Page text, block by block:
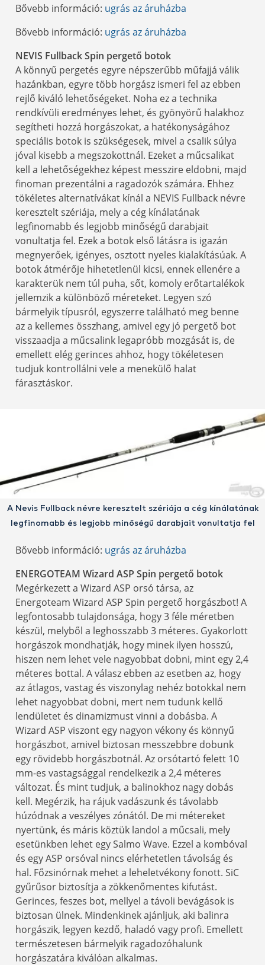
Bővebb információ: ugrás az áruházba
Bővebb információ: ugrás az áruházba
NEVIS Fullback Spin pergető botok
A könnyű pergetés egyre népszerűbb műfajjá válik
hazánkban, egyre több horgász ismeri fel az ebben
rejlő kiváló lehetőségeket. Noha ez a technika
rendkívüli eredményes lehet, és gyönyörű halakhoz
segítheti hozzá horgászokat, a hatékonyságához
speciális botok is szükségesek, mivel a csalik súlya
jóval kisebb a megszokottnál. Ezeket a műcsalikat
kell a lehetőségekhez képest messzire eldobni, majd
finoman prezentálni a ragadozók számára. Ehhez
tökéletes alternatívákat kínál a NEVIS Fullback névre
keresztelt szériája, mely a cég kínálatának
legfinomabb és legjobb minőségű darabjait
vonultatja fel. Ezek a botok első látásra is igazán
megnyerőek, igényes, osztott nyeles kialakításúak. A
botok átmérője hihetetlenül kicsi, ennek ellenére a
karakterük nem túl puha, sőt, komoly erőtartalékok
jellemzik a különböző méreteket. Legyen szó
bármelyik típusról, egyszerre található meg benne
az a kellemes összhang, amivel egy jó pergető bot
visszaadja a műcsalink legapróbb mozgását is, de
emellett elég gerinces ahhoz, hogy tökéletesen
tudjuk kontrollálni vele a menekülő halat
fárasztáskor.
A Nevis Fullback névre keresztelt szériája a cég kínálatának
legfinomabb és legjobb minőségű darabjait vonultatja fel
Bővebb információ: ugrás az áruházba
ENERGOTEAM Wizard ASP Spin pergető botok
Megérkezett a Wizard ASP orsó társa, az
Energoteam Wizard ASP Spin pergető horgászbot! A
legfontosabb tulajdonsága, hogy 3 féle méretben
készül, melyből a leghosszabb 3 méteres. Gyakorlott
horgászok mondhatják, hogy minek ilyen hosszú,
hiszen nem lehet vele nagyobbat dobni, mint egy 2,4
méteres bottal. A válasz ebben az esetben az, hogy
az átlagos, vastag és viszonylag nehéz botokkal nem
lehet nagyobbat dobni, mert nem tudunk kellő
lendületet és dinamizmust vinni a dobásba. A
Wizard ASP viszont egy nagyon vékony és könnyű
horgászbot, amivel biztosan messzebbre dobunk
egy rövidebb horgászbotnál. Az orsótartó felett 10
mm-es vastagsággal rendelkezik a 2,4 méteres
változat. És mint tudjuk, a balinokhoz nagy dobás
kell. Megérzik, ha rájuk vadászunk és távolabb
húzódnak a veszélyes zónától. De mi métereket
nyertünk, és máris köztük landol a műcsali, mely
esetünkben lehet egy Salmo Wave. Ezzel a kombóval
és egy ASP orsóval nincs elérhetetlen távolság és
hal. Főzsinórnak mehet a leheletvékony fonott. SiC
gyűrűsor biztosítja a zökkenőmentes kifutást.
Gerinces, feszes bot, mellyel a távoli bevágások is
biztosan ülnek. Mindenkinek ajánljuk, aki balinra
horgászik, legyen kezdő, haladó vagy profi. Emellett
természetesen bármelyik ragadozóhalunk
horgászatára kiválóan alkalmas.